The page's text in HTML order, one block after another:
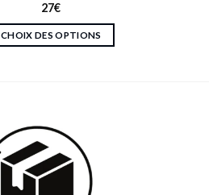
27€
CHOIX DES OPTIONS
variations.
options
peuvent